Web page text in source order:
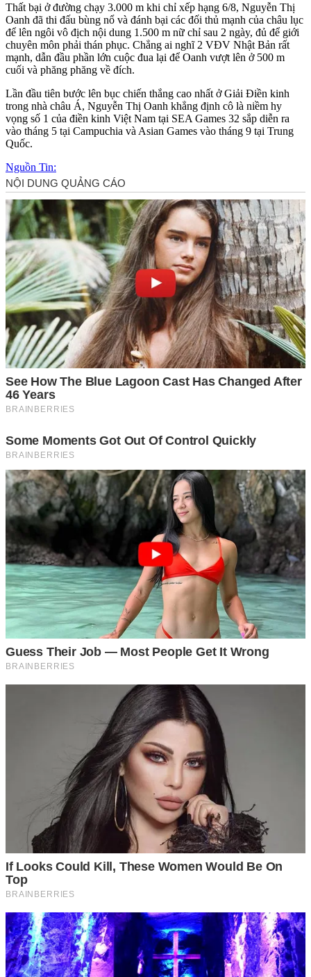
Thất bại ở đường chạy 3.000 m khi chỉ xếp hạng 6/8, Nguyễn Thị
Oanh đã thi đấu bùng nổ và đánh bại các đối thủ mạnh của châu lục
để lên ngôi vô địch nội dung 1.500 m nữ chỉ sau 2 ngày, đủ để giới
chuyên môn phải thán phục. Chẳng ai nghĩ 2 VĐV Nhật Bản rất
mạnh, dẫn đầu phần lớn cuộc đua lại để Oanh vượt lên ở 500 m
cuối và phăng phăng về đích.
Lần đầu tiên bước lên bục chiến thắng cao nhất ở Giải Điền kinh
trong nhà châu Á, Nguyễn Thị Oanh khẳng định cô là niềm hy
vọng số 1 của điền kinh Việt Nam tại SEA Games 32 sắp diễn ra
vào tháng 5 tại Campuchia và Asian Games vào tháng 9 tại Trung
Quốc.
Nguồn Tin: